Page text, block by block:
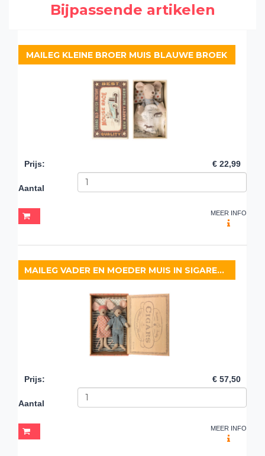
Bijpassende artikelen
MAILEG KLEINE BROER MUIS BLAUWE BROEK
Prijs: € 22,99
Aantal
MEER INFO
MAILEG VADER EN MOEDER MUIS IN SIGARENDOOS
Prijs: € 57,50
Aantal
MEER INFO